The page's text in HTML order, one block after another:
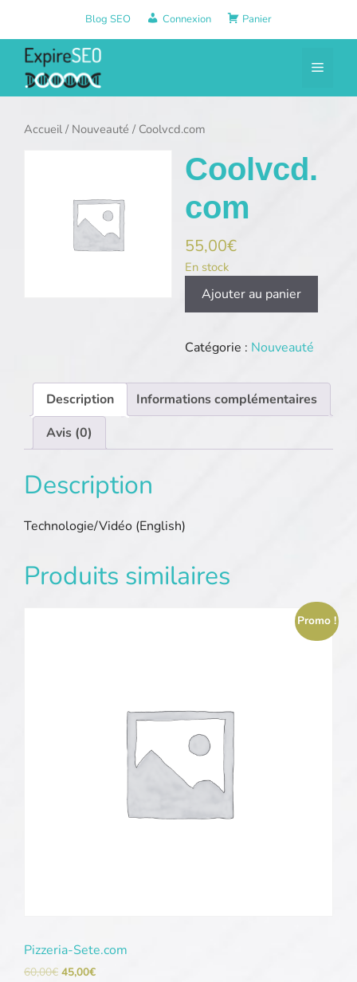
contenu
Blog SEO Connexion Panier
Menu
Accueil/ Nouveauté / Coolvcd.com
Coolvcd.
com
55,00€
En stock
quantité
Ajouter au panier
Catégorie : Nouveauté
Description
Informations complémentaires
Avis (0)
Description
Technologie/Vidéo (English)
Produits similaires
Promo !
Pizzeria-Sete.com
60,00€ 45,00€